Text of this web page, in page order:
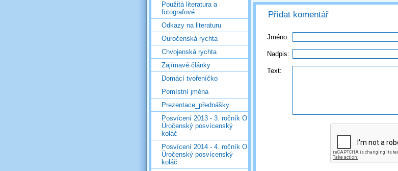
Přidat komentář
Jméno:
Nadpis:
Text:
Použitá literatura a
fotografové
Odkazy na literaturu
Ouročenská rychta
Chvojenská rychta
Zajímavé články
Domácí tvořeníčko
Pomístní jména
Prezentace_přednášky
Posvícení 2013 - 3. ročník O
Úročenský posvícenský
koláč
Posvícení 2014 - 4. ročník O
Úročenský posvícenský
koláč